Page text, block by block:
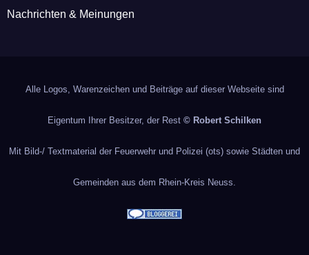
Nachrichten & Meinungen
Alle Logos, Warenzeichen und Beiträge auf dieser Webseite sind
Eigentum Ihrer Besitzer, der Rest © Robert Schilken
Mit Bild-/ Textmaterial der Feuerwehr und Polizei (ots) sowie Städten und
Gemeinden aus dem Rhein-Kreis Neuss.